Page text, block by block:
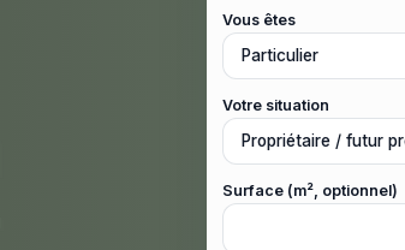
Vous êtes
Votre situation
Surface (m², optionnel)